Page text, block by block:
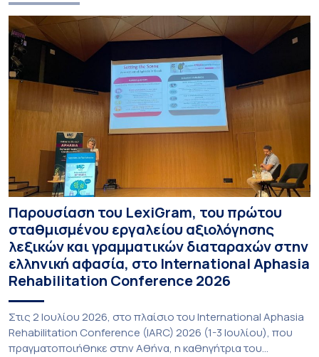
Παρουσίαση του LexiGram, του πρώτου
σταθμισμένου εργαλείου αξιολόγησης
λεξικών και γραμματικών διαταραχών στην
ελληνική αφασία, στο International Aphasia
Rehabilitation Conference 2026
Στις 2 Ιουλίου 2026, στο πλαίσιο του International Aphasia
Rehabilitation Conference (IARC) 2026 (1-3 Ιουλίου), που
πραγματοποιήθηκε στην Αθήνα, η καθηγήτρια του